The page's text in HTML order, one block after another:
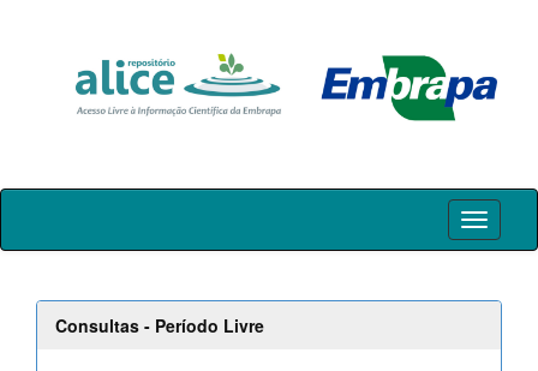
Skip
Consultas - Período Livre